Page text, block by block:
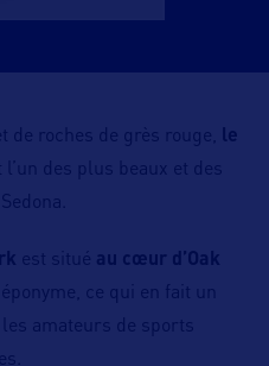
de roches de grès rouge,
le
l’un des plus beaux et des
est situé au cœur d’Oak
ce qui en fait un
amateurs de sports